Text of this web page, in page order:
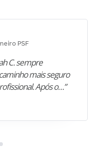
PSF
C. sempre
mais seguro
Após o…”